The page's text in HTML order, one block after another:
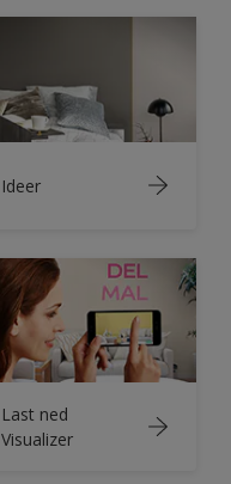
Ideer
Last ned
Visualizer